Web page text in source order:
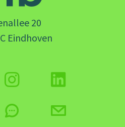
20
Eindhoven